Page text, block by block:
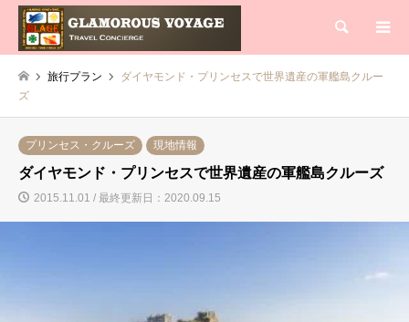
検索
旅行プラン
ダイヤモンド・プリンセスで世界遺産の軍艦島クルー
ズ
プリンセス・クルーズ 現地情報
ダイヤモンド・プリンセスで世界遺産の軍艦島クルーズ
2015.11.01 / 最終更新日：2020.09.15